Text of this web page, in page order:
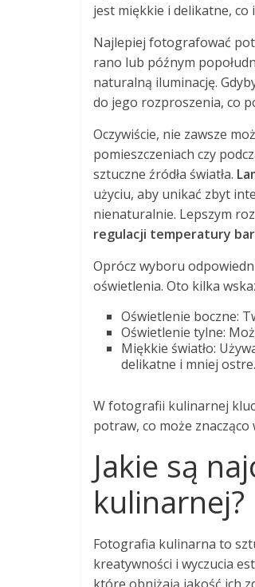
jest miękkie i delikatne, co
Najlepiej fotografować
rano lub późnym
naturalną iluminację.
do jego rozproszenia, co
Oczywiście, nie zawsze
pomieszczeniach czy
sztuczne źródła światła.
użyciu, aby unikać zbyt
nienaturalnie. Lepszym
regulacji temperatury
Oprócz wyboru
oświetlenia. Oto kilka
Oświetlenie boczne:
Oświetlenie tylne:
Miękkie światło:
delikatne i mniej ostre.
W fotografii kulinarnej
potraw, co może znacząco
Jakie są
kulinarnej?
Fotografia kulinarna to
kreatywności i wyczucia